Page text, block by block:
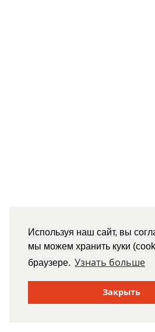
Используя наш сайт, вы
мы можем хранить куки
браузере. Узнать больше
Закрыть